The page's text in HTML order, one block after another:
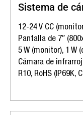
Sistema de
12-24 V CC
Pantalla de 7″
5 W (monitor), 1 W
Cámara de
R10, RoHS (IP69K,